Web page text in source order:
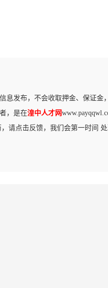
息发布，不会收取押金、保证金
，是在湟中人才网
请点击反馈，我们会第一时间 处